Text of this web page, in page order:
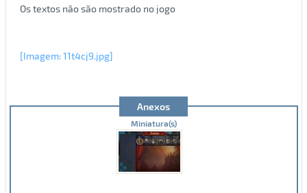
Os textos não são mostrado no jogo
[Imagem: 11t4cj9.jpg]
Anexos
Miniatura(s)